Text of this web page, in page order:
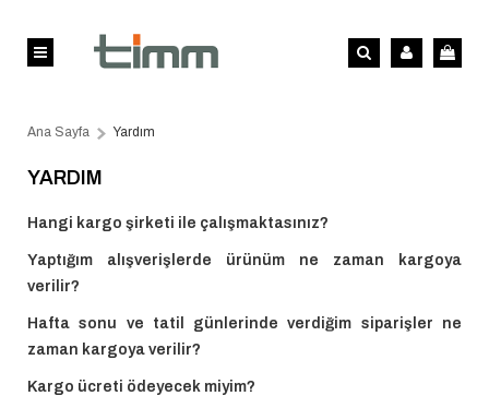
Ana Sayfa Yardım
YARDIM
Hangi kargo şirketi ile çalışmaktasınız?
Yaptığım alışverişlerde ürünüm ne zaman kargoya
verilir?
Hafta sonu ve tatil günlerinde verdiğim siparişler ne
zaman kargoya verilir?
Kargo ücreti ödeyecek miyim?